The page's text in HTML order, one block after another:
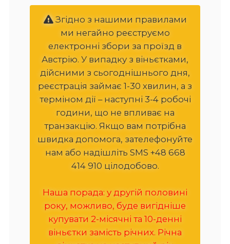
Згідно з нашими правилами
ми негайно реєструємо
електронні збори за проїзд в
Австрію. У випадку з віньєтками,
дійсними з сьогоднішнього дня,
реєстрація займає 1-30 хвилин, а з
терміном дії – наступні 3-4 робочі
години, що не впливає на
транзакцію. Якщо вам потрібна
швидка допомога, зателефонуйте
нам або надішліть SMS +48 668
414 910 цілодобово.
Наша порада: у другій половині
року, можливо, буде вигідніше
купувати 2-місячні та 10-денні
віньєтки замість річних. Річна